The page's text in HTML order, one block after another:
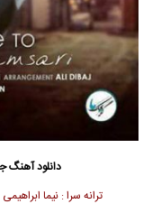
دانلود آهنگ
ترانه سرا : نیما